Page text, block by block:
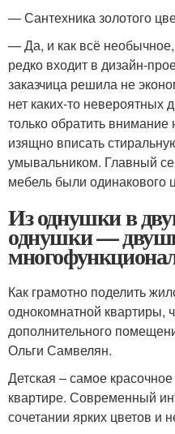
— Сантехника золотого
— Да, и как всё
редко входит в дизайн-
заказчица решила не
нет каких-то невероятных
только обратить
изящно вписать
умывальником. Главный
мебель были одинакового
Из однушки в
однушки —
Как грамотно поделить
однокомнатной квартиры,
дополнительного
Ольги Самвелян.
Детская – самое
квартире. Современный
сочетании ярких цветов и